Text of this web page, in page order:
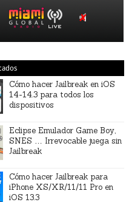
Cómo hacer Jailbreak en iOS
14-14.3 para todos los
dispositivos
Eclipse Emulador Game Boy,
SNES … Irrevocable juega sin
Jailbreak
Cómo hacer Jailbreak para
iPhone XS/XR/11/11 Pro en
iOS 13.3